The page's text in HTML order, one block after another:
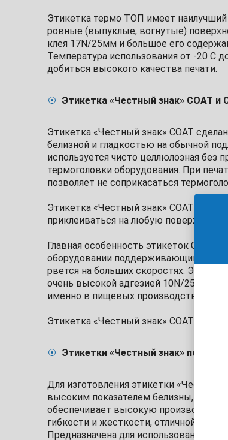
Этикетка термо ТОП имеет
ровные (выпуклые, вогнутые)
клея 17N/25мм и большое его
Температура использования от -20 С
добиться высокого качества печати.
Этикетка «Честный знак» COAT и
Этикетка «Честный знак» COAT
белизной и гладкостью на обычной
используется чисто целлюлозная без
термоголовки оборудования. При
позволяет не соприкасаться
Этикетка «Честный знак» COAT
приклеиваться на любую поверхность
Главная особенность этикеток
оборудовании поддерживающим до
рвется на больших скоростях.
очень высокой адгезией 10N/25мм, с
именно в пищевых производствах.
Этикетка «Честный знак» COAT и
Этикетки «Честный знак»
Для изготовления этикетки «Честный
высоким показателем белизны,
обеспечивает высокую
гибкости и жесткости, отличной
Предназначена для использования,